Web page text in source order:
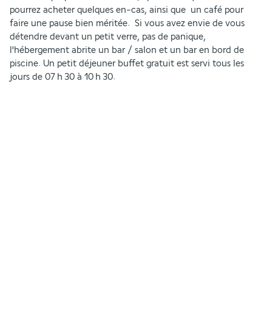
pourrez acheter quelques en-cas, ainsi que  un café pour
faire une pause bien méritée.  Si vous avez envie de vous
détendre devant un petit verre, pas de panique,
l'hébergement abrite un bar / salon et un bar en bord de
piscine. Un petit déjeuner buffet gratuit est servi tous les
jours de 07 h 30 à 10 h 30.